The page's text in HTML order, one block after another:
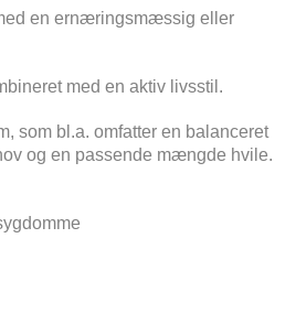
en ernæringsmæssig eller
med en aktiv livsstil.
som bl.a. omfatter en balanceret
og en passende mængde hvile.